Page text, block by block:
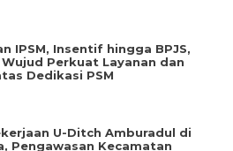
IPSM, Insentif hingga BPJS,
Perkuat Layanan dan
Dedikasi PSM
U-Ditch Amburadul di
Pengawasan Kecamatan